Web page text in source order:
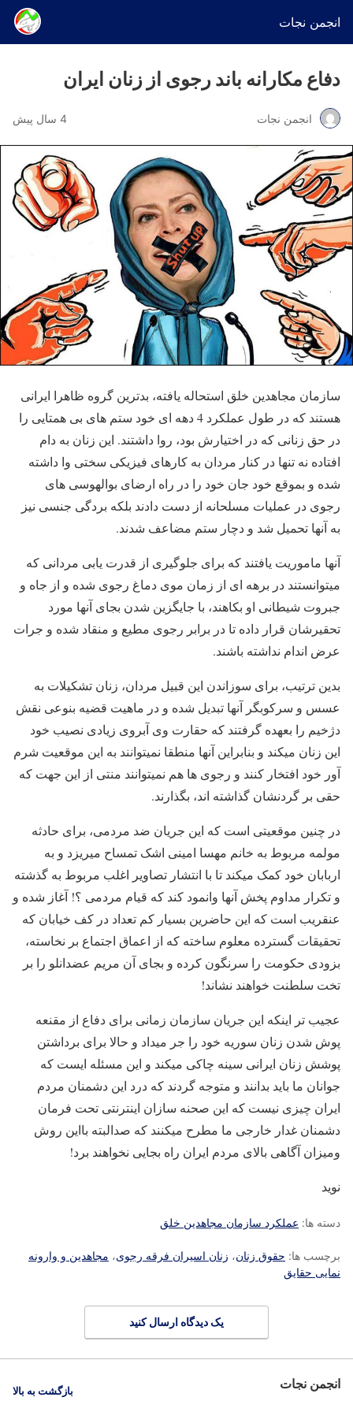
انجمن نجات
دفاع مکارانه باند رجوی از زنان ایران
انجمن نجات 4 سال پیش
سازمان مجاهدین خلق استحاله یافته، بدترین گروه ظاهرا ایرانی
هستند که در طول عملکرد 4 دهه ای خود ستم های بی همتایی را
در حق زنانی که در اختیارش بود، روا داشتند. این زنان به دام
افتاده نه تنها در کنار مردان به کارهای فیزیکی سختی وا داشته
شده و بموقع خود جان خود را در راه ارضای بوالهوسی های
رجوی در عملیات مسلحانه از دست دادند بلکه بردگی جنسی نیز
به آنها تحمیل شد و دچار ستم مضاعف شدند.
آنها ماموریت یافتند که برای جلوگیری از قدرت یابی مردانی که
میتوانستند در برهه ای از زمان موی دماغ رجوی شده و از جاه و
جبروت شیطانی او بکاهند، با جایگزین شدن بجای آنها مورد
تحقیرشان قرار داده تا در برابر رجوی مطیع و منقاد شده و جرات
عرض اندام نداشته باشند.
بدین ترتیب، برای سوزاندن این قبیل مردان، زنان تشکیلات به
عسس و سرکوبگر آنها تبدیل شده و در ماهیت قضیه بنوعی نقش
دژخیم را بعهده گرفتند که حقارت وی آبروی زیادی نصیب خود
این زنان میکند و بنابراین آنها منطقا نمیتوانند به این موقعیت شرم
آور خود افتخار کنند و رجوی ها هم نمیتوانند منتی از این جهت که
حقی بر گردنشان گذاشته اند، بگذارند.
در چنین موقعیتی است که این جریان ضد مردمی، برای حادثه
مولمه مربوط به خانم مهسا امینی اشک تمساح میریزد و به
اربابان خود کمک میکند تا با انتشار تصاویر اغلب مربوط به گذشته
و تکرار مداوم پخش آنها وانمود کند که قیام مردمی ؟! آغاز شده و
عنقریب است که این حاضرین بسیار کم تعداد در کف خیابان که
تحقیقات گسترده معلوم ساخته که از اعماق اجتماع بر نخاسته،
بزودی حکومت را سرنگون کرده و بجای آن مریم عضدانلو را بر
تخت سلطنت خواهند نشاند!
عجیب تر اینکه این جریان سازمان زمانی برای دفاع از مقنعه
پوش شدن زنان سوریه خود را جر میداد و حالا برای برداشتن
پوشش زنان ایرانی سینه چاکی میکند و این مسئله ایست که
جوانان ما باید بدانند و متوجه گردند که درد این دشمنان مردم
ایران چیزی نیست که این صحنه سازان اینترنتی تحت فرمان
دشمنان غدار خارجی ما مطرح میکنند که صدالبته بااین روش
ومیزان آگاهی بالای مردم ایران راه بجایی نخواهند برد!
نوید
دسته ها: عملکرد سازمان مجاهدین خلق
برچسب ها: حقوق زنان، زنان اسیران فرقه رجوی، مجاهدین و وارونه
نمایی حقایق
یک دیدگاه ارسال کنید
انجمن نجات بازگشت به بالا